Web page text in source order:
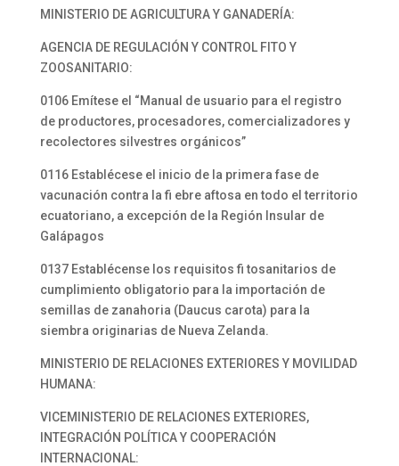
MINISTERIO DE AGRICULTURA Y GANADERÍA:
AGENCIA DE REGULACIÓN Y CONTROL FITO Y
ZOOSANITARIO:
0106 Emítese el “Manual de usuario para el registro
de productores, procesadores, comercializadores y
recolectores silvestres orgánicos”
0116 Establécese el inicio de la primera fase de
vacunación contra la fi ebre aftosa en todo el territorio
ecuatoriano, a excepción de la Región Insular de
Galápagos
0137 Establécense los requisitos fi tosanitarios de
cumplimiento obligatorio para la importación de
semillas de zanahoria (Daucus carota) para la
siembra originarias de Nueva Zelanda.
MINISTERIO DE RELACIONES EXTERIORES Y MOVILIDAD
HUMANA:
VICEMINISTERIO DE RELACIONES EXTERIORES,
INTEGRACIÓN POLÍTICA Y COOPERACIÓN
INTERNACIONAL: